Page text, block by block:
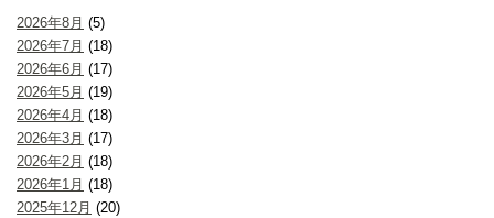
2026年8月 (5)
2026年7月 (18)
2026年6月 (17)
2026年5月 (19)
2026年4月 (18)
2026年3月 (17)
2026年2月 (18)
2026年1月 (18)
2025年12月 (20)